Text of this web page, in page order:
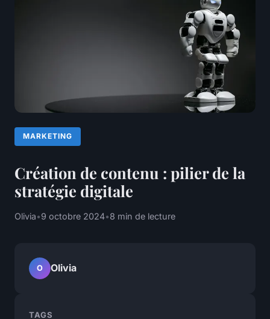
MARKETING
Création de contenu : pilier de la
stratégie digitale
Olivia•9 octobre 2024•8 min de lecture
O Olivia
TAGS